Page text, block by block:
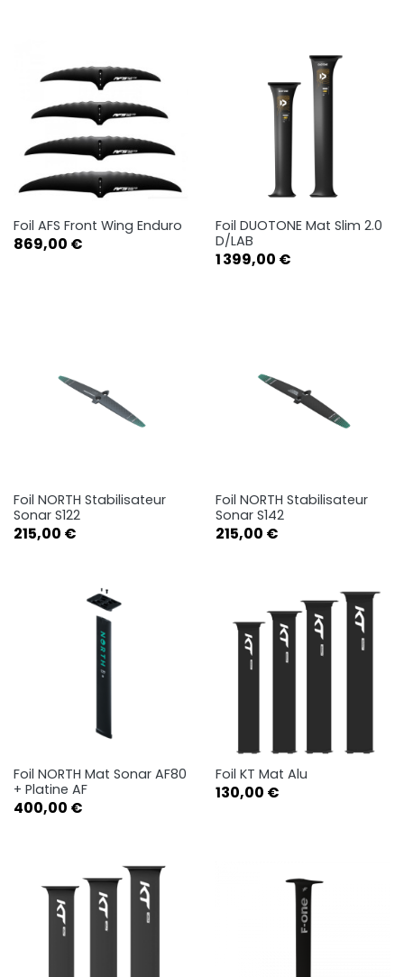
Foil AFS Front Wing Enduro
Prix
869,00 €
Foil DUOTONE Mat Slim 2.0
D/LAB
Prix
1 399,00 €
Foil NORTH Stabilisateur
Sonar S122
Prix
215,00 €
Foil NORTH Stabilisateur
Sonar S142
Prix
215,00 €
Foil NORTH Mat Sonar AF80
+ Platine AF
Prix
400,00 €
Foil KT Mat Alu
Prix
130,00 €